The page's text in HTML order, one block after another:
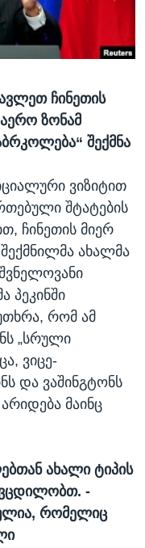
ჩინეთის
ზონამ
შექმნა
ვიზიტით
შტატების
ჩინეთის მიერ
ახალმა
პეკინში
რომ ამ
„სრული
ვიცე-
და ვაშინგტონს
მაინც
ახალი ტიპის
ვცდილობთ. -
რომელიც